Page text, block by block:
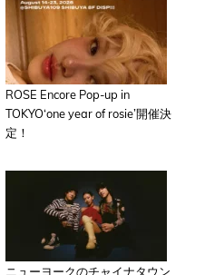
ROSE Encore Pop-up in
TOKYO‘one year of rosie’開催決
定！
ニューヨークのチャイナタウン